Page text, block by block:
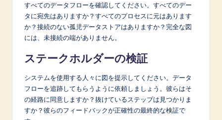
すべてのデータフローを確認してください。すべてのデー
タに宛先はありますか？すべてのプロセスに元はあります
か？接続のない孤児データストアはありますか？完全な図
には、未接続の端がありません。
ステークホルダーの検証
システムを使用する人々に図を提示してください。データ
フローを追跡してもらうように依頼しましょう。彼らはそ
の経路に同意しますか？抜けているステップは見つかりま
すか？彼らのフィードバックが正確性の最終的な検証で